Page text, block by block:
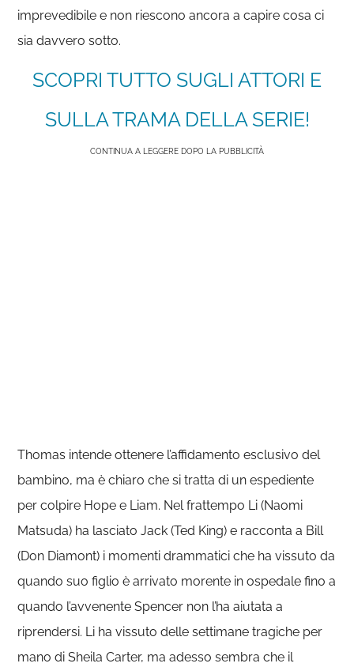
imprevedibile e non riescono ancora a capire cosa ci
sia davvero sotto.
SCOPRI TUTTO SUGLI ATTORI E
SULLA TRAMA DELLA SERIE!
CONTINUA A LEGGERE DOPO LA PUBBLICITÀ
Thomas intende ottenere l’affidamento esclusivo del
bambino, ma è chiaro che si tratta di un espediente
per colpire Hope e Liam. Nel frattempo Li (Naomi
Matsuda) ha lasciato Jack (Ted King) e racconta a Bill
(Don Diamont) i momenti drammatici che ha vissuto da
quando suo figlio è arrivato morente in ospedale fino a
quando l’avvenente Spencer non l’ha aiutata a
riprendersi. Li ha vissuto delle settimane tragiche per
mano di Sheila Carter, ma adesso sembra che il